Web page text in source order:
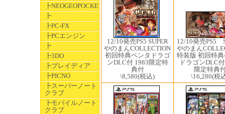
┣NEOGEOPOCKET
┣
┣PC-FX
┣PCエンジン
┣
┣3DO
┣プレイディア
┣PICNO
┣スーパーノート
クラブ
┣モバイルノート
クラブ
12/10発売PS5 ​SUPER
やのまんCOLLECTION
初回特典ペンタドラゴ
ンDLC付 1983限定特
典付
\8,580(税込)
12/10発売PS5
やのまん
特装版 初回特
ドラゴンDLC
限定特典
\16,280(税